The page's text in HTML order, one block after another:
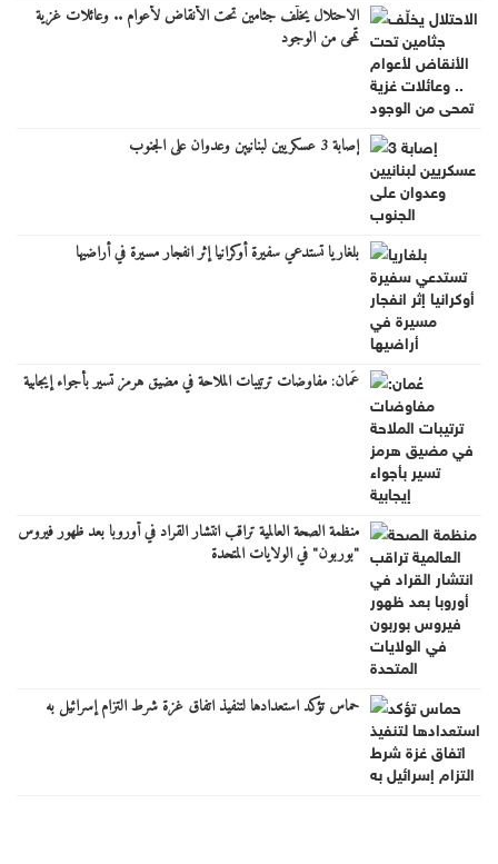
الاحتلال يخلّف جثامين تحت الأنقاض لأعوام .. وعائلات غزية
تمحى من الوجود
إصابة 3 عسكريين لبنانيين وعدوان على الجنوب
بلغاريا تستدعي سفيرة أوكرانيا إثر انفجار مسيرة في أراضيها
عُمان: مفاوضات ترتيبات الملاحة في مضيق هرمز تسير بأجواء إيجابية
منظمة الصحة العالمية تراقب انتشار القراد في أوروبا بعد ظهور فيروس
"بوربون" في الولايات المتحدة
حماس تؤكد استعدادها لتنفيذ اتفاق غزة شرط التزام إسرائيل به